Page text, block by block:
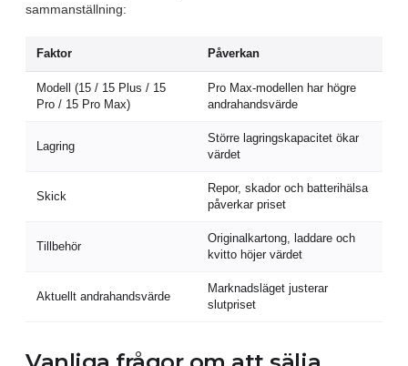
sammanställning:
Faktor Påverkan
Modell (15 / 15 Plus / 15
Pro / 15 Pro Max)
Pro Max-modellen har högre
andrahandsvärde
Lagring
Större lagringskapacitet ökar
värdet
Skick
Repor, skador och batterihälsa
påverkar priset
Tillbehör
Originalkartong, laddare och
kvitto höjer värdet
Aktuellt andrahandsvärde
Marknadsläget justerar
slutpriset